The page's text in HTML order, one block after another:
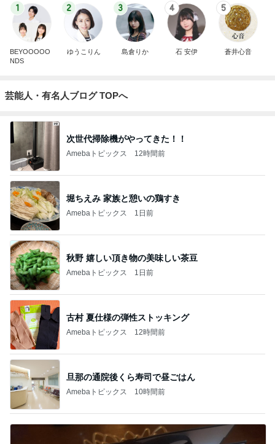
1
BEYOOOOO
NDS
2
ゆうこりん
3
島倉りか
4
石 安伊
5
蒼井心音
芸能人・有名人ブログ TOPへ
次世代掃除機がやってきた！！
Amebaトピックス 12時間前
堀ちえみ 家族と憩いの鶏すき
Amebaトピックス 1日前
秋野 嬉しい頂き物の美味しい茶豆
Amebaトピックス 1日前
古村 夏仕様の弾性ストッキング
Amebaトピックス 12時間前
旦那の通院後くら寿司で昼ごはん
Amebaトピックス 10時間前